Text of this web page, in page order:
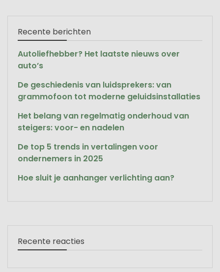
Recente berichten
Autoliefhebber? Het laatste nieuws over
auto’s
De geschiedenis van luidsprekers: van
grammofoon tot moderne geluidsinstallaties
Het belang van regelmatig onderhoud van
steigers: voor- en nadelen
De top 5 trends in vertalingen voor
ondernemers in 2025
Hoe sluit je aanhanger verlichting aan?
Recente reacties